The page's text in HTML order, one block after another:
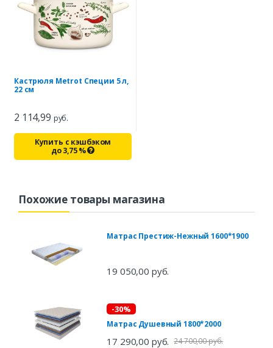
Кастрюля Metrot Специи 5 л,
22 см
2 114,99 руб.
Купить с кэшбэком
до3,75%
Похожие товары магазина
Матрас Престиж-Нежный 1600*1900
19 050,00 руб.
-30%
Матрас Душевный 1800*2000
17 290,00 руб. 24 700,00 руб.